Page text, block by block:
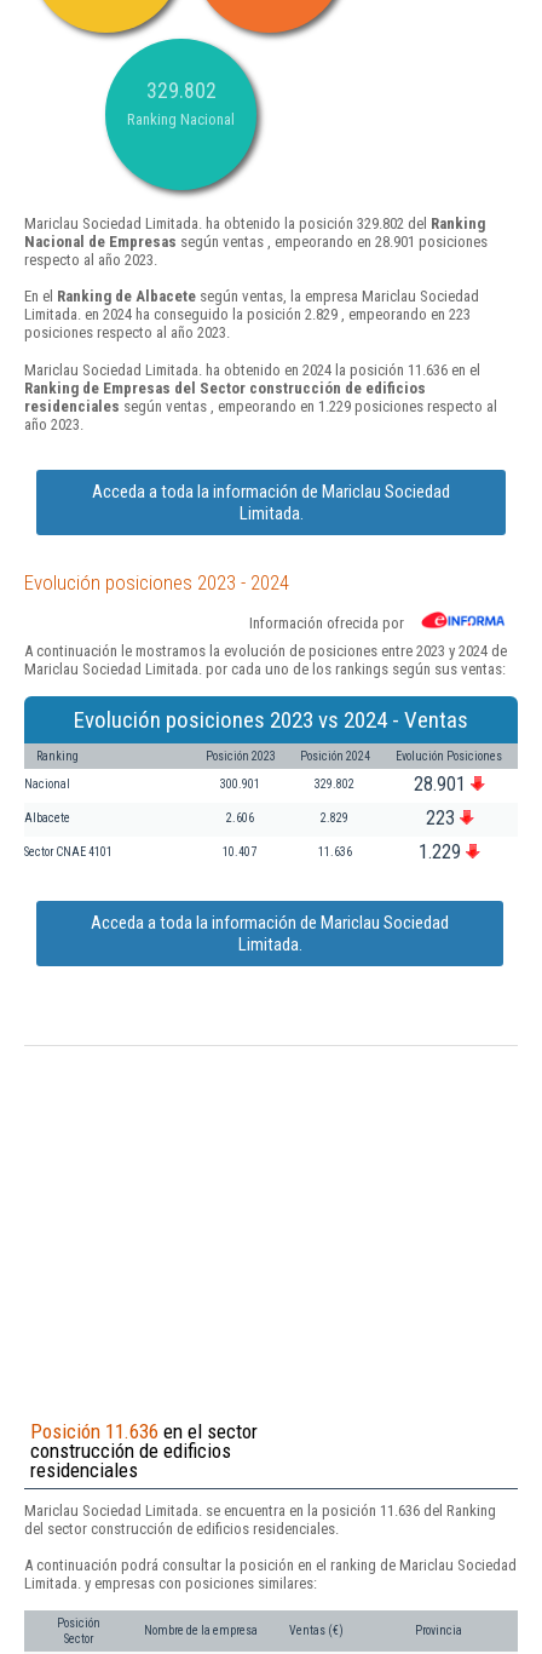
329.802
Ranking Nacional
Mariclau Sociedad Limitada. ha obtenido la posición 329.802 del Ranking
Nacional de Empresas según ventas , empeorando en 28.901 posiciones
respecto al año 2023.
En el Ranking de Albacete según ventas, la empresa Mariclau Sociedad
Limitada. en 2024 ha conseguido la posición 2.829 , empeorando en 223
posiciones respecto al año 2023.
Mariclau Sociedad Limitada. ha obtenido en 2024 la posición 11.636 en el
Ranking de Empresas del Sector construcción de edificios
residenciales según ventas , empeorando en 1.229 posiciones respecto al
año 2023.
Acceda a toda la información de Mariclau Sociedad
Limitada.
Evolución posiciones 2023 - 2024
Información ofrecida por
A continuación le mostramos la evolución de posiciones entre 2023 y 2024 de
Mariclau Sociedad Limitada. por cada uno de los rankings según sus ventas:
Evolución posiciones 2023 vs 2024 - Ventas
Ranking Posición 2023 Posición 2024 Evolución Posiciones
Nacional 300.901 329.802 28.901
Albacete 2.606 2.829 223
Sector CNAE 4101 10.407 11.636 1.229
Acceda a toda la información de Mariclau Sociedad
Limitada.
Posición 11.636 en el sector
construcción de edificios
residenciales
Mariclau Sociedad Limitada. se encuentra en la posición 11.636 del Ranking
del sector construcción de edificios residenciales.
A continuación podrá consultar la posición en el ranking de Mariclau Sociedad
Limitada. y empresas con posiciones similares:
Posición
Sector
Nombre de la empresa Ventas (€) Provincia